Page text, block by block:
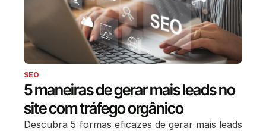
SEO
5 maneiras de gerar mais leads no
site com tráfego orgânico
Descubra 5 formas eficazes de gerar mais leads